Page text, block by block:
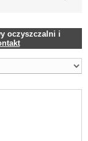
oczyszczalni i